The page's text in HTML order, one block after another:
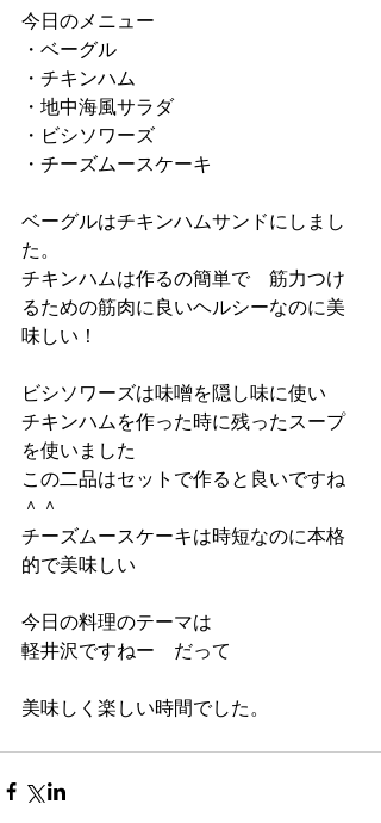
今日のメニュー
・ベーグル
・チキンハム
・地中海風サラダ
・ビシソワーズ
・チーズムースケーキ
ベーグルはチキンハムサンドにしまし
た。
チキンハムは作るの簡単で　筋力つけ
るための筋肉に良いヘルシーなのに美
味しい！
ビシソワーズは味噌を隠し味に使い
チキンハムを作った時に残ったスープ
を使いました
この二品はセットで作ると良いですね
＾＾
チーズムースケーキは時短なのに本格
的で美味しい
今日の料理のテーマは
軽井沢ですねー　だって
美味しく楽しい時間でした。